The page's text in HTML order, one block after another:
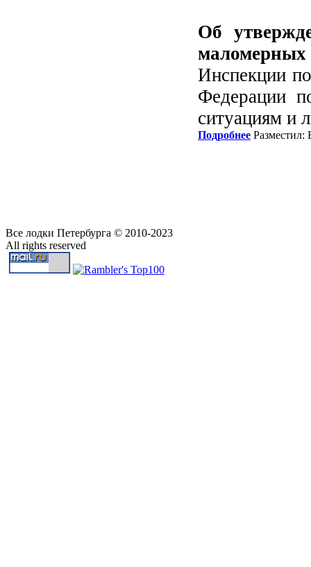
Об
Инспекции
Федерации
ситуациям и
Подробнее Разместил:
Все лодки Петербурга © 2010-2023
All rights reserved